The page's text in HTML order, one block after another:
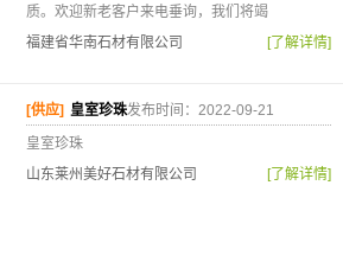
质。欢迎新老客户来电垂询，我们将竭
福建省华南石材有限公司
[了解详情]
[供应] 皇室珍珠发布时间：2022-09-21
皇室珍珠
山东莱州美好石材有限公司
[了解详情]